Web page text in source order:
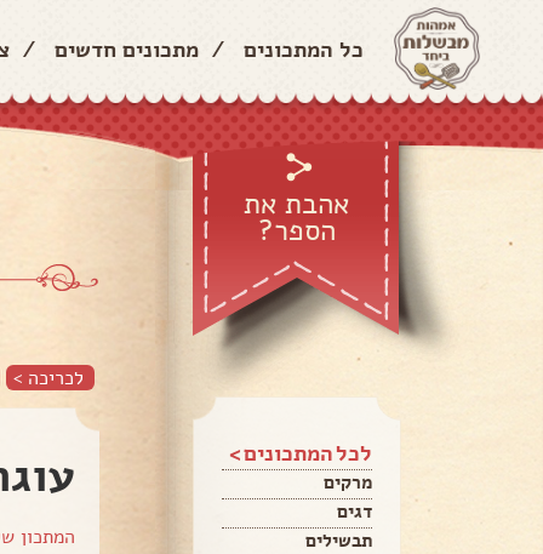
כל המתכונים / מתכונים חדשים /
אהבת את
הספר?
לכל המתכונים >
מרקים
דגים
תבשילים
לכריכה >
המתכון